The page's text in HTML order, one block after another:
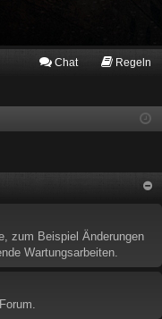
Chat Regeln
zum Beispiel Änderungen
Wartungsarbeiten.